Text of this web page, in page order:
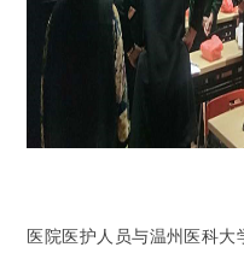
医院医护人员与温州医科